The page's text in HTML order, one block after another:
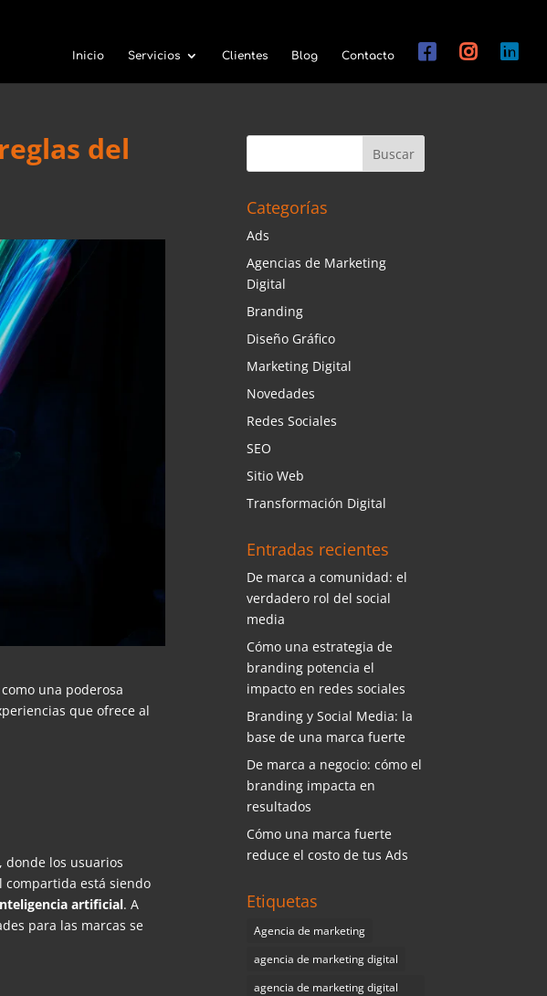
Inicio Servicios Clientes Blog Contacto
del
una poderosa
que ofrece al
los usuarios
compartida está siendo
artificial. A
para las marcas se
Categorías
Ads
Agencias de Marketing
Digital
Branding
Diseño Gráfico
Marketing Digital
Novedades
Redes Sociales
SEO
Sitio Web
Transformación Digital
Entradas recientes
De marca a comunidad: el
verdadero rol del social
media
Cómo una estrategia de
branding potencia el
impacto en redes sociales
Branding y Social Media: la
base de una marca fuerte
De marca a negocio: cómo el
branding impacta en
resultados
Cómo una marca fuerte
reduce el costo de tus Ads
Etiquetas
Agencia de marketing
agencia de marketing digital
agencia de marketing digital